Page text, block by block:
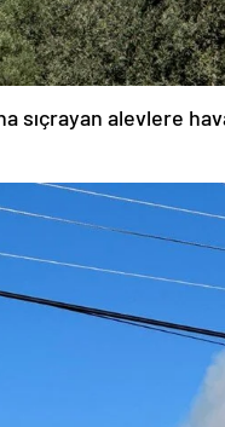
sıçrayan alevlere